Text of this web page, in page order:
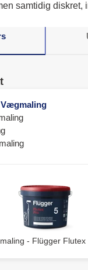
samtidig diskret,
- Flügger Flutex